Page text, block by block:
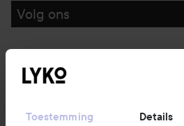
Toestemming Details
Volg ons
Informatie